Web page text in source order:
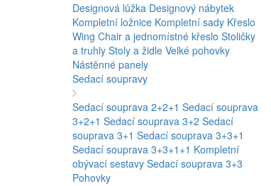
Designová lůžka Designový nábytek
Kompletní ložnice Kompletní sady Křeslo
Wing Chair a jednomístné křeslo Stoličky
a truhly Stoly a židle Velké pohovky
Nástěnné panely
Sedací soupravy
Sedací souprava 2+2+1 Sedací souprava
3+2+1 Sedací souprava 3+2 Sedací
souprava 3+1 Sedací souprava 3+3+1
Sedací souprava 3+3+1+1 Kompletní
obývací sestavy Sedací souprava 3+3
Pohovky